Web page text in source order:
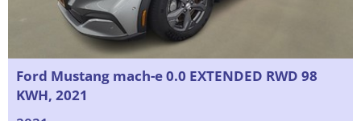
Ford Mustang mach-e 0.0 EXTENDED RWD 98
KWH, 2021